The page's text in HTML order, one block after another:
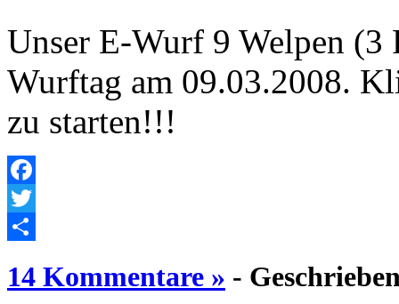
Unser E-Wurf 9 Welpen
Wurftag am 09.03.2008.
zu starten!!!
Facebook
Twitter
14 Kommentare » -